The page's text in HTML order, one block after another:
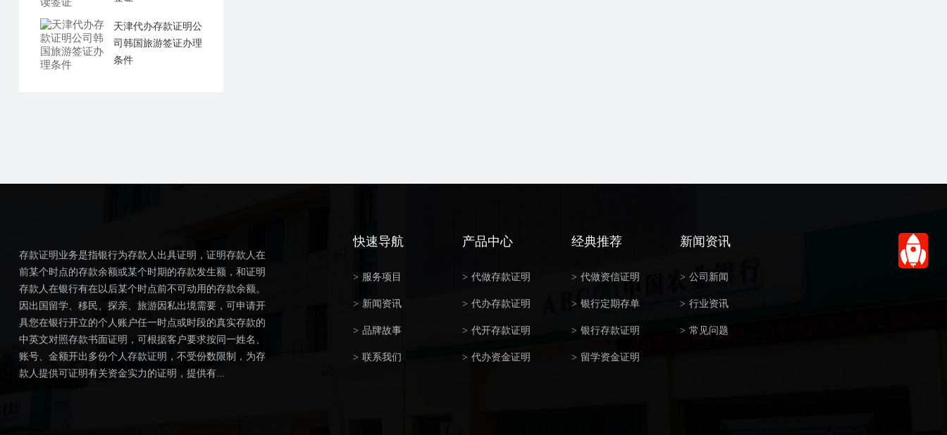
天津代办存款证明公
司韩国旅游签证办理
条件
存款证明业务是指银行为存款人出具证明，证明存款人在
前某个时点的存款余额或某个时期的存款发生额，和证明
存款人在银行有在以后某个时点前不可动用的存款余额。
因出国留学、移民、探亲、旅游因私出境需要，可申请开
具您在银行开立的个人账户任一时点或时段的真实存款的
中英文对照存款书面证明，可根据客户要求按同一姓名、
账号、金额开出多份个人存款证明，不受份数限制，为存
款人提供可证明有关资金实力的证明，提供有...
快速导航
> 服务项目
> 新闻资讯
> 品牌故事
> 联系我们
产品中心
> 代做存款证明
> 代办存款证明
> 代开存款证明
> 代办资金证明
经典推荐
> 代做资信证明
> 银行定期存单
> 银行存款证明
> 留学资金证明
新闻资讯
> 公司新闻
> 行业资讯
> 常见问题